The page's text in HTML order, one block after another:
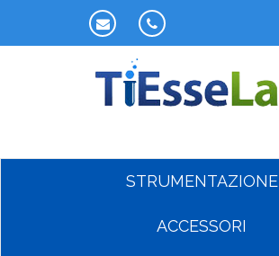
STRUMENTAZIONE
ACCESSORI